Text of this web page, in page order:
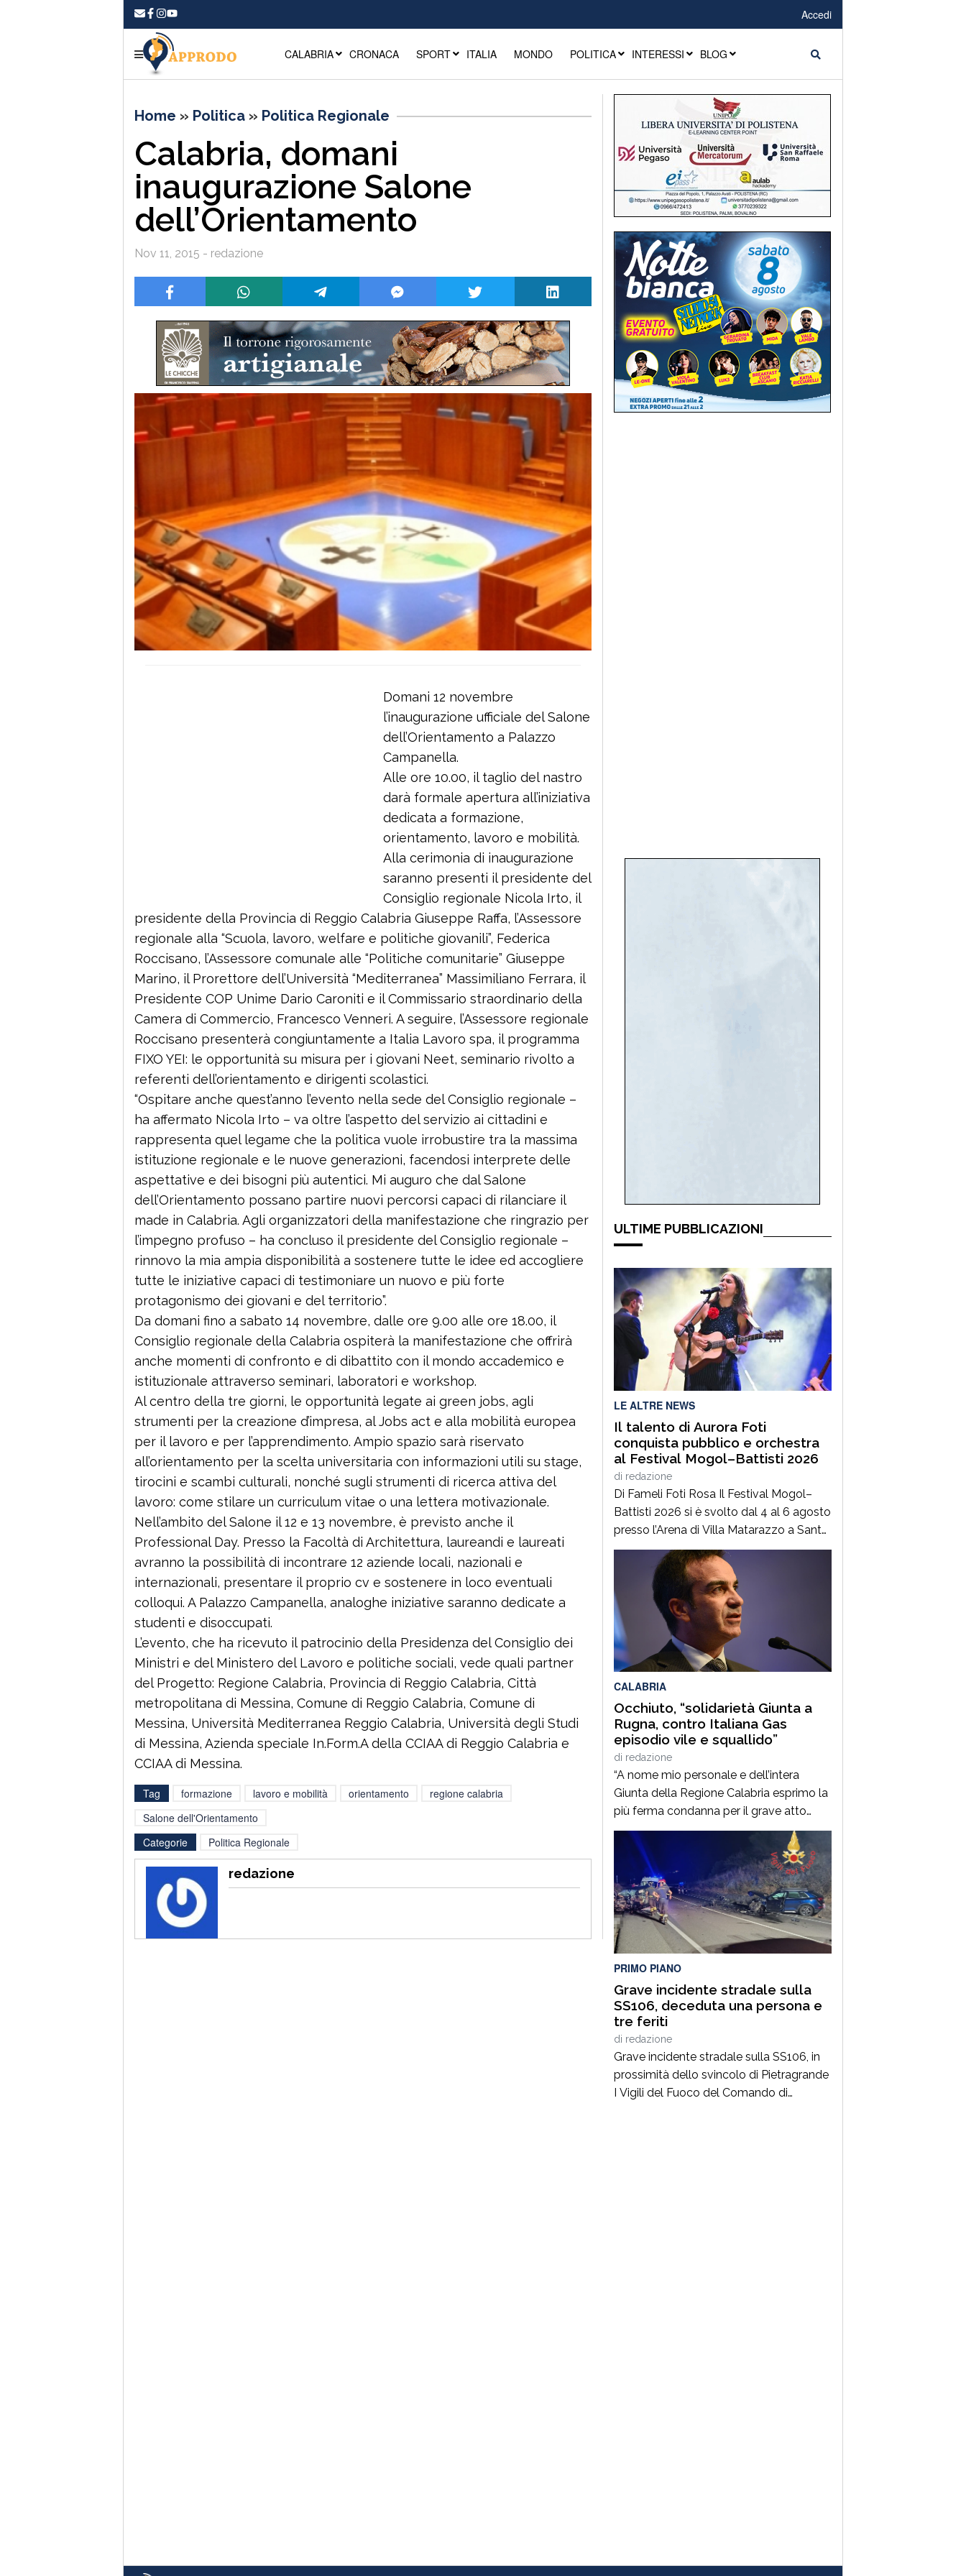
Accedi
CALABRIA CRONACA SPORT ITALIA MONDO POLITICA INTERESSI BLOG
Home » Politica » Politica Regionale
Calabria, domani
inaugurazione Salone
dell’Orientamento
Nov 11, 2015 - redazione
Domani 12 novembre
l’inaugurazione ufficiale del Salone
dell’Orientamento a Palazzo
Campanella.
Alle ore 10.00, il taglio del nastro
darà formale apertura all’iniziativa
dedicata a formazione,
orientamento, lavoro e mobilità.
Alla cerimonia di inaugurazione
saranno presenti il presidente del
Consiglio regionale Nicola Irto, il
presidente della Provincia di Reggio Calabria Giuseppe Raffa, l’Assessore
regionale alla “Scuola, lavoro, welfare e politiche giovanili”, Federica
Roccisano, l’Assessore comunale alle “Politiche comunitarie” Giuseppe
Marino, il Prorettore dell’Università “Mediterranea” Massimiliano Ferrara, il
Presidente COP Unime Dario Caroniti e il Commissario straordinario della
Camera di Commercio, Francesco Venneri. A seguire, l’Assessore regionale
Roccisano presenterà congiuntamente a Italia Lavoro spa, il programma
FIXO YEI: le opportunità su misura per i giovani Neet, seminario rivolto a
referenti dell’orientamento e dirigenti scolastici.
“Ospitare anche quest’anno l’evento nella sede del Consiglio regionale –
ha affermato Nicola Irto – va oltre l’aspetto del servizio ai cittadini e
rappresenta quel legame che la politica vuole irrobustire tra la massima
istituzione regionale e le nuove generazioni, facendosi interprete delle
aspettative e dei bisogni più autentici. Mi auguro che dal Salone
dell’Orientamento possano partire nuovi percorsi capaci di rilanciare il
made in Calabria. Agli organizzatori della manifestazione che ringrazio per
l’impegno profuso – ha concluso il presidente del Consiglio regionale –
rinnovo la mia ampia disponibilità a sostenere tutte le idee ed accogliere
tutte le iniziative capaci di testimoniare un nuovo e più forte
protagonismo dei giovani e del territorio”.
Da domani fino a sabato 14 novembre, dalle ore 9.00 alle ore 18.00, il
Consiglio regionale della Calabria ospiterà la manifestazione che offrirà
anche momenti di confronto e di dibattito con il mondo accademico e
istituzionale attraverso seminari, laboratori e workshop.
Al centro della tre giorni, le opportunità legate ai green jobs, agli
strumenti per la creazione d’impresa, al Jobs act e alla mobilità europea
per il lavoro e per l’apprendimento. Ampio spazio sarà riservato
all’orientamento per la scelta universitaria con informazioni utili su stage,
tirocini e scambi culturali, nonché sugli strumenti di ricerca attiva del
lavoro: come stilare un curriculum vitae o una lettera motivazionale.
Nell’ambito del Salone il 12 e 13 novembre, è previsto anche il
Professional Day. Presso la Facoltà di Architettura, laureandi e laureati
avranno la possibilità di incontrare 12 aziende locali, nazionali e
internazionali, presentare il proprio cv e sostenere in loco eventuali
colloqui. A Palazzo Campanella, analoghe iniziative saranno dedicate a
studenti e disoccupati.
L’evento, che ha ricevuto il patrocinio della Presidenza del Consiglio dei
Ministri e del Ministero del Lavoro e politiche sociali, vede quali partner
del Progetto: Regione Calabria, Provincia di Reggio Calabria, Città
metropolitana di Messina, Comune di Reggio Calabria, Comune di
Messina, Università Mediterranea Reggio Calabria, Università degli Studi
di Messina, Azienda speciale In.Form.A della CCIAA di Reggio Calabria e
CCIAA di Messina.
Tag formazione lavoro e mobilità orientamento
regione calabria
Salone dell'Orientamento
Categorie
Politica Regionale
redazione
ULTIME PUBBLICAZIONI
LE ALTRE NEWS
Il talento di Aurora Foti
conquista pubblico e orchestra
al Festival Mogol–Battisti 2026
di redazione
Di Fameli Foti Rosa Il Festival Mogol–
Battisti 2026 si è svolto dal 4 al 6 agosto
presso l’Arena di Villa Matarazzo a Santa
Maria di Castellabate, consolidando il
proprio ruolo di appuntamento di
riferimento dedicato alla canzone
d’autore italiana. Giunto alla quinta
edizione, l’evento è stato ideato dal
patron Gregorio Fiscina, figura ricordata
con rispetto […]
CALABRIA
Occhiuto, “solidarietà Giunta a
Rugna, contro Italiana Gas
episodio vile e squallido”
di redazione
“A nome mio personale e dell’intera
Giunta della Regione Calabria esprimo la
più ferma condanna per il grave atto
intimidatorio che ha colpito la società
Italiana Gas, guidata dal presidente di
Ance Calabria, Roberto Rugna.Si tratta di
un episodio vile e squallido, che colpisce
un’impresa impegnata quotidianamente
nella realizzazione di opere importanti
per il territorio […]
PRIMO PIANO
Grave incidente stradale sulla
SS106, deceduta una persona e
tre feriti
di redazione
Grave incidente stradale sulla SS106, in
prossimità dello svincolo di Pietragrande
I Vigili del Fuoco del Comando di